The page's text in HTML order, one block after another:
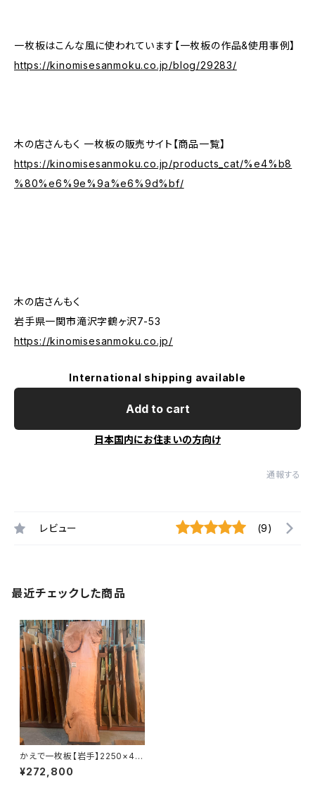
一枚板はこんな風に使われています【一枚板の作品&使用事例】
https://kinomisesanmoku.co.jp/blog/29283/
木の店さんもく 一枚板の販売サイト【商品一覧】
https://kinomisesanmoku.co.jp/products_cat/%e4%b8
%80%e6%9e%9a%e6%9d%bf/
木の店さんもく
岩手県一関市滝沢字鶴ヶ沢7-53
https://kinomisesanmoku.co.jp/
International shipping available
Add to cart
日本国内にお住まいの方向け
通報する
レビュー (9)
最近チェックした商品
かえで一枚板【岩手】2250×46
0~700×63㎜【植物油オイル仕
上げ】
¥272,800